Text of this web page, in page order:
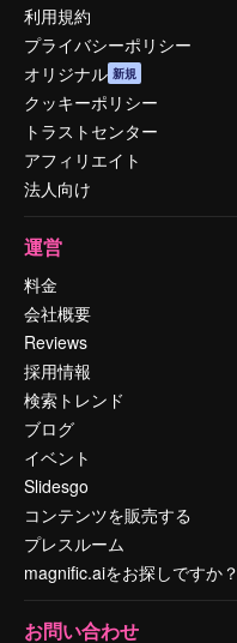
利用規約
プライバシーポリシー
オリジナル 新規
クッキーポリシー
トラストセンター
アフィリエイト
法人向け
運営
料金
会社概要
Reviews
採用情報
検索トレンド
ブログ
イベント
Slidesgo
コンテンツを販売する
プレスルーム
magnific.aiをお探しですか？
お問い合わせ